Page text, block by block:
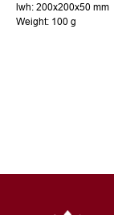
lwh: 200x200x50 mm
Weight: 100 g